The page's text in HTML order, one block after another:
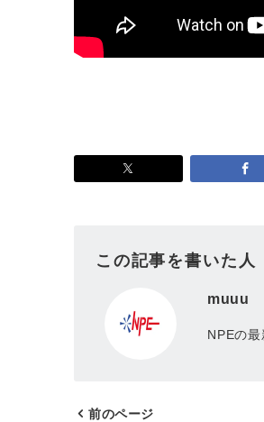
この記事を書いた人
muuu
NPEの最
前のページ